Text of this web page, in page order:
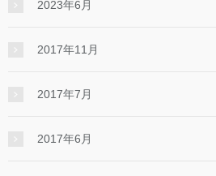
2023年6月
2017年11月
2017年7月
2017年6月